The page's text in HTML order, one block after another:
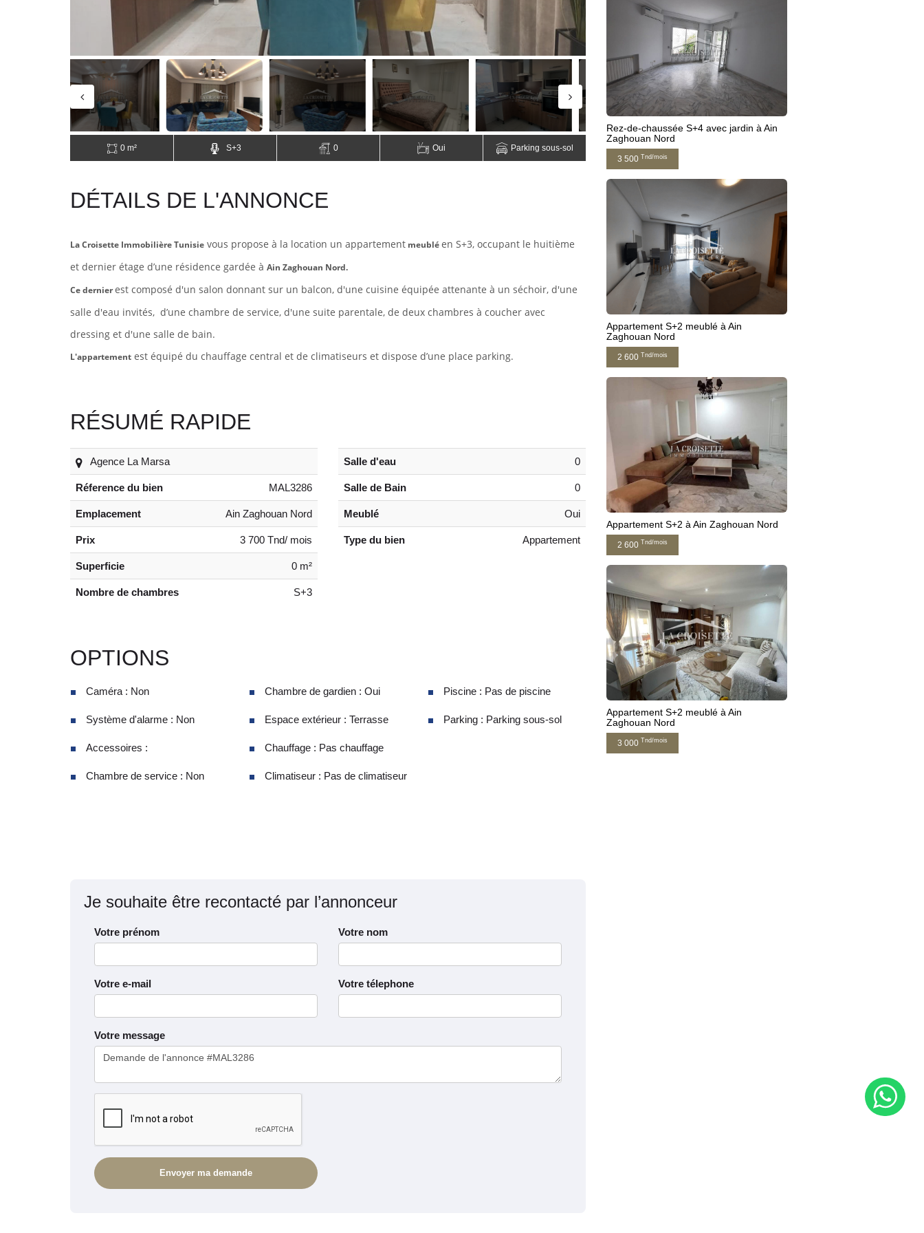
0 m² S+3 0 Oui Parking sous-sol
DÉTAILS DE L'ANNONCE
La Croisette Immobilière Tunisie vous propose à la location un appartement meubléen S+3, occupant le huitième
et dernier étage d’une résidence gardée à Ain Zaghouan Nord.
Ce dernierest composé d'un salon donnant sur un balcon, d'une cuisine équipée attenante à un séchoir, d'une
salle d'eau invités, d’une chambre de service, d'une suite parentale, de deux chambres à coucher avec
dressing et d'une salle de bain.
L'appartement est équipé du chauffage central et de climatiseurs et dispose d’une place parking.
RÉSUMÉ RAPIDE
Agence La Marsa
Réference du bien MAL3286
Emplacement Ain Zaghouan Nord
Prix 3 700 Tnd/ mois
Superficie 0 m²
Nombre de chambres S+3
Salle d'eau 0
Salle de Bain 0
Meublé Oui
Type du bien Appartement
OPTIONS
Caméra : Non
Système d'alarme : Non
Accessoires :
Chambre de service : Non
Chambre de gardien : Oui
Espace extérieur : Terrasse
Chauffage : Pas chauffage
Climatiseur : Pas de climatiseur
Piscine : Pas de piscine
Parking : Parking sous-sol
Je souhaite être recontacté par l’annonceur
Votre prénom Votre nom
Votre e-mail Votre télephone
Votre message
Rez-de-chaussée S+4 avec jardin à Ain
Zaghouan Nord
3 500 Tnd/mois
Appartement S+2 meublé à Ain
Zaghouan Nord
2 600 Tnd/mois
Appartement S+2 à Ain Zaghouan Nord
2 600 Tnd/mois
Appartement S+2 meublé à Ain
Zaghouan Nord
3 000 Tnd/mois